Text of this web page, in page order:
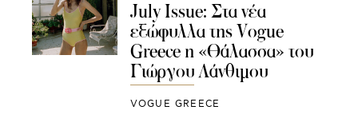
July Issue: Στα νέα
εξώφυλλα της Vogue
Greece η «Θάλασσα» του
Γιώργου Λάνθιμου
VOGUE GREECE